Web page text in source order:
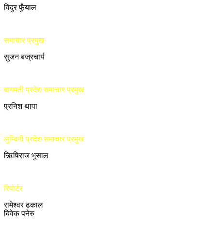
विदुर फुँयाल
समाचार प्रमुख
सुजन बज्रचार्य
बागमती प्रदेश समाचार प्रमुख
प्रनिश थापा
लुम्बिनी प्रदेश समाचार प्रमुख
ऋिषिराज भुसाल
रिपोर्टर
रामेश्वर ढकाल
बिवेक पनेरु